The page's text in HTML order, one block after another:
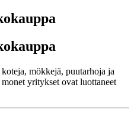
mökkejä, puutarhoja ja
yritykset ovat luottaneet